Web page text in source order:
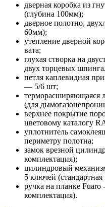
дверная коробка из
(глубина 100мм);
дверное полотно,
60мм);
утепление дверной
вата;
глухая створка на
двух торцевых
петля каплевидная
— 5/6 шт;
терморасширяющаяся
(для
верхнее покрытие
цветовому каталогу
уплотнитель
периметру полотна;
замок врезной
комплектация);
цилиндровый
5 ключей
ручка на планке Fuaro
комплектация).